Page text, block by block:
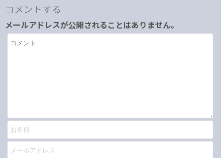
コメントする
メールアドレスが公開されることはありません。